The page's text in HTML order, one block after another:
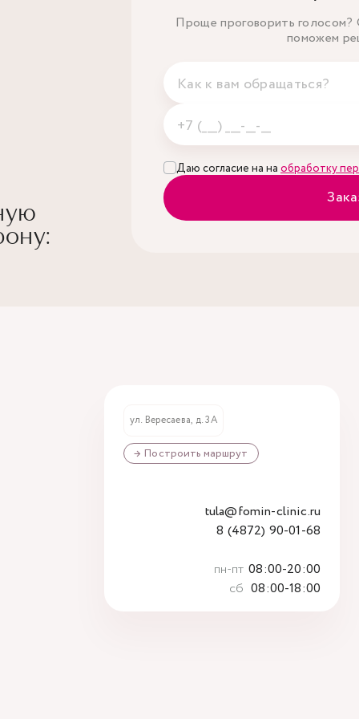
Проще проговорить голосом?
поможем
Даю согласие на на обработку
ул. Вересаева, д. 3А
→ Построить маршрут
tula@fomin-clinic.ru
8 (4872) 90-01-68
пн-пт 08:00-20:00
сб 08:00-18:00